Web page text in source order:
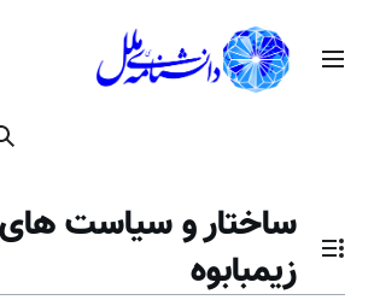
محتوامنوی اصلی
تغییر وضعیت فهرست محتویات
ساختار و سیاست
زیمبابوه